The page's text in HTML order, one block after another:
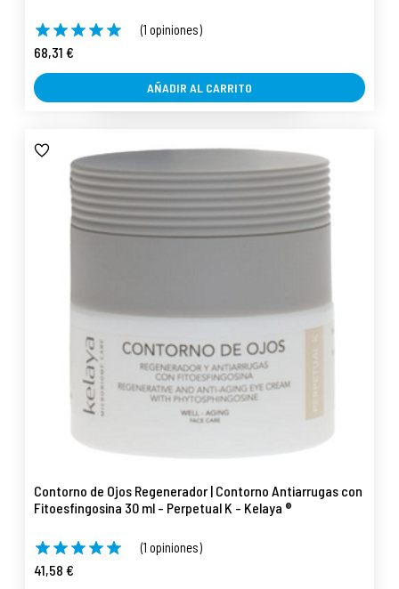
(1 opiniones)
68,31 €
AÑADIR AL CARRITO
Contorno de Ojos Regenerador | Contorno Antiarrugas con
Fitoesfingosina 30 ml - Perpetual K - Kelaya ®
(1 opiniones)
41,58 €